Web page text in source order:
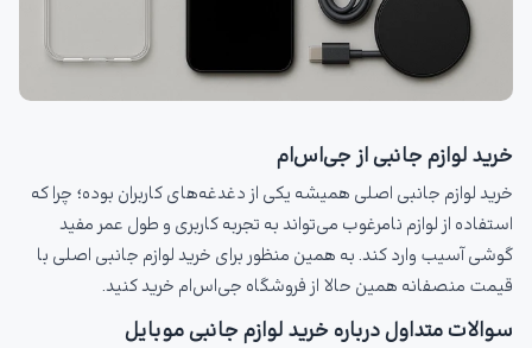
خرید لوازم جانبی از جی‌اس‌ام
خرید لوازم جانبی اصلی همیشه یکی از دغدغه‌های کاربران بوده؛ چرا که
استفاده از لوازم نامرغوب می‌تواند به تجربه کاربری و طول عمر مفید
گوشی آسیب وارد کند. به همین منظور برای خرید لوازم جانبی اصلی با
قیمت منصفانه همین حالا از فروشگاه جی‌اس‌ام خرید کنید.
سوالات متداول درباره خرید لوازم جانبی موبایل